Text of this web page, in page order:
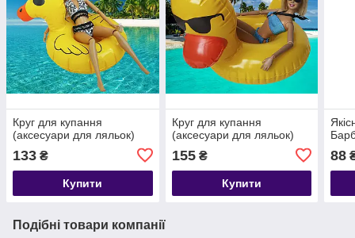
Круг для купання
(аксесуари для ляльок)
133 ₴
Купити
Круг для купання
(аксесуари для ляльок)
155₴
Купити
88
Подібні товари компанії